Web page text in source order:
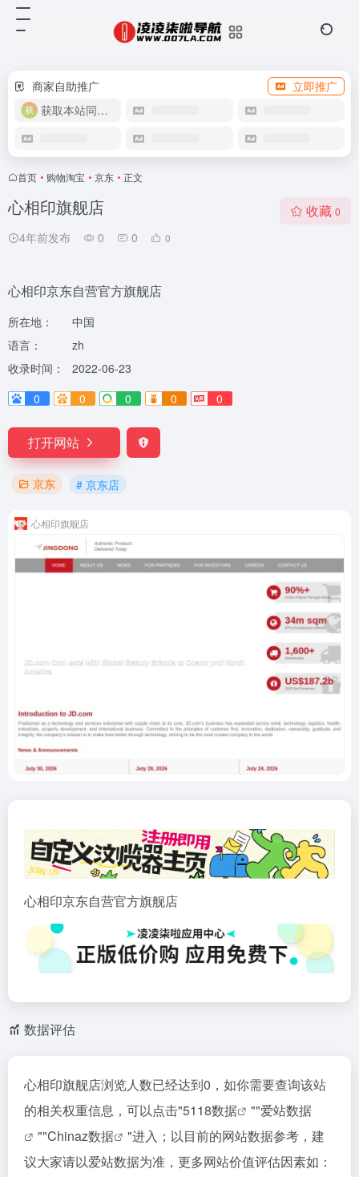
商家自助推广
立即推广
获取本站同款主题
首页 • 购物淘宝 • 京东 • 正文
心相印旗舰店
4年前发布 0 0 0
收藏 0
心相印京东自营官方旗舰店
所在地：
中国
语言：
zh
收录时间：
2022-06-23
0
0 0 0 0
打开网站
京东 # 京东店
心相印旗舰店
心相印京东自营官方旗舰店
数据评估
心相印旗舰店浏览人数已经达到0，如你需要查询该站
的相关权重信息，可以点击"5118数据 ""爱站数据
""Chinaz数据
"进入；以目前的网站数据参考，建
议大家请以爱站数据为准，更多网站价值评估因素如：